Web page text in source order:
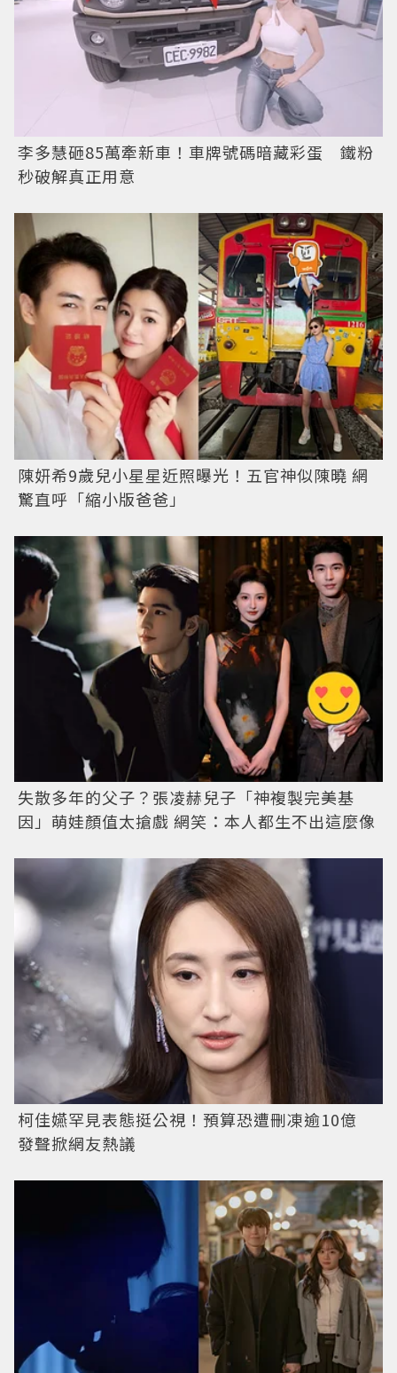
李多慧砸85萬牽新車！車牌號碼暗藏彩蛋 鐵粉
秒破解真正用意
陳妍希9歲兒小星星近照曝光！五官神似陳曉 網
驚直呼「縮小版爸爸」
失散多年的父子？張凌赫兒子「神複製完美基
因」萌娃顏值太搶戲 網笑：本人都生不出這麼像
柯佳嬿罕見表態挺公視！預算恐遭刪凍逾10億
發聲掀網友熱議